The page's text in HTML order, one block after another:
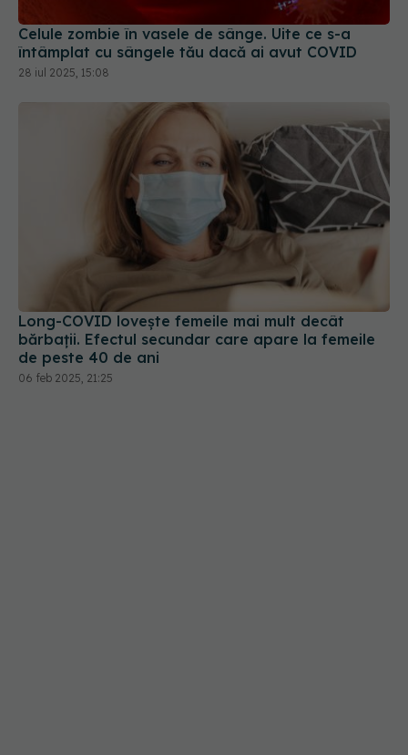
Celule zombie în vasele de sânge. Uite ce s-a
întâmplat cu sângele tău dacă ai avut COVID
28 iul 2025, 15:08
Long-COVID lovește femeile mai mult decât
bărbații. Efectul secundar care apare la femeile
de peste 40 de ani
06 feb 2025, 21:25